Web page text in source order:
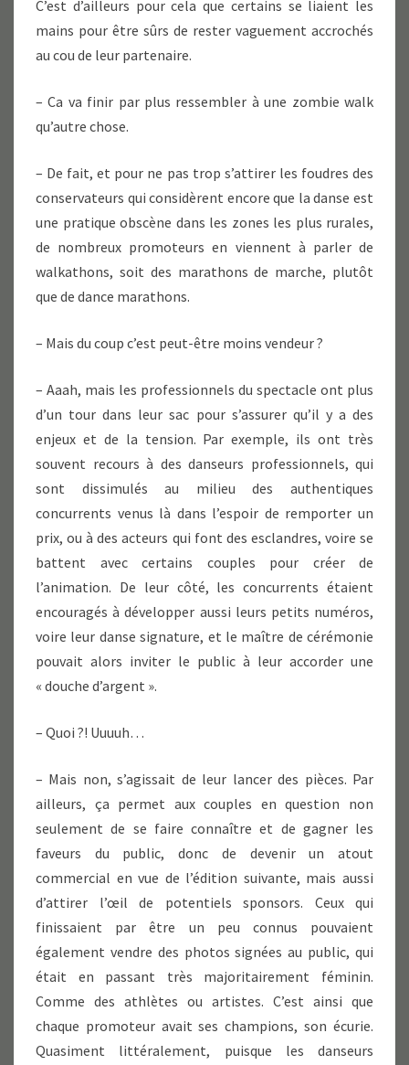
C’est d’ailleurs pour cela que certains se liaient les
mains pour être sûrs de rester vaguement accrochés
au cou de leur partenaire.
– Ca va finir par plus ressembler à une zombie walk
qu’autre chose.
– De fait, et pour ne pas trop s’attirer les foudres des
conservateurs qui considèrent encore que la danse est
une pratique obscène dans les zones les plus rurales,
de nombreux promoteurs en viennent à parler de
walkathons, soit des marathons de marche, plutôt
que de dance marathons.
– Mais du coup c’est peut-être moins vendeur ?
– Aaah, mais les professionnels du spectacle ont plus
d’un tour dans leur sac pour s’assurer qu’il y a des
enjeux et de la tension. Par exemple, ils ont très
souvent recours à des danseurs professionnels, qui
sont dissimulés au milieu des authentiques
concurrents venus là dans l’espoir de remporter un
prix, ou à des acteurs qui font des esclandres, voire se
battent avec certains couples pour créer de
l’animation. De leur côté, les concurrents étaient
encouragés à développer aussi leurs petits numéros,
voire leur danse signature, et le maître de cérémonie
pouvait alors inviter le public à leur accorder une
« douche d’argent ».
– Quoi ?! Uuuuh…
– Mais non, s’agissait de leur lancer des pièces. Par
ailleurs, ça permet aux couples en question non
seulement de se faire connaître et de gagner les
faveurs du public, donc de devenir un atout
commercial en vue de l’édition suivante, mais aussi
d’attirer l’œil de potentiels sponsors. Ceux qui
finissaient par être un peu connus pouvaient
également vendre des photos signées au public, qui
était en passant très majoritairement féminin.
Comme des athlètes ou artistes. C’est ainsi que
chaque promoteur avait ses champions, son écurie.
Quasiment littéralement, puisque les danseurs